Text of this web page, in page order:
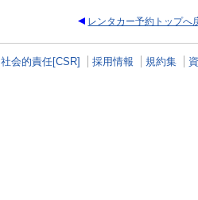
レンタカー予約トップへ
社会的責任[CSR] 採用情報 規約集